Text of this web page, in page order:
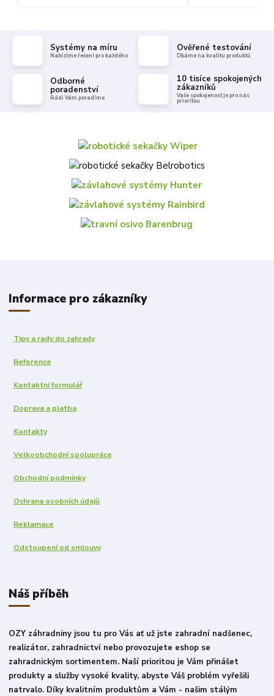
Systémy na míru
Nabízíme řešení pro každého
Ověřené testování
Dbáme na kvalitu produktů
Odborné
poradenství
Rádi Vám poradíme
10 tisíce spokojených
zákazníků
Vaše spokojenost je pro nás
prioritou
Informace pro zákazníky
Tipy a rady do zahrady
Reference
Kontaktní formulář
Doprava a platba
Kontakty
Velkoobchodní spolupráce
Obchodní podmínky
Ochrana osobních údajů
Reklamace
Odstoupení od smlouvy
Náš příběh
OZY záhradniny jsou tu pro Vás ať už jste zahradní nadšenec,
realizátor, zahradnictví nebo provozujete eshop se
zahradnickým sortimentem. Naší prioritou je Vám přinášet
produkty a služby vysoké kvality, abyste Váš problém vyřešili
natrvalo. Díky kvalitním produktům a Vám - našim stálým